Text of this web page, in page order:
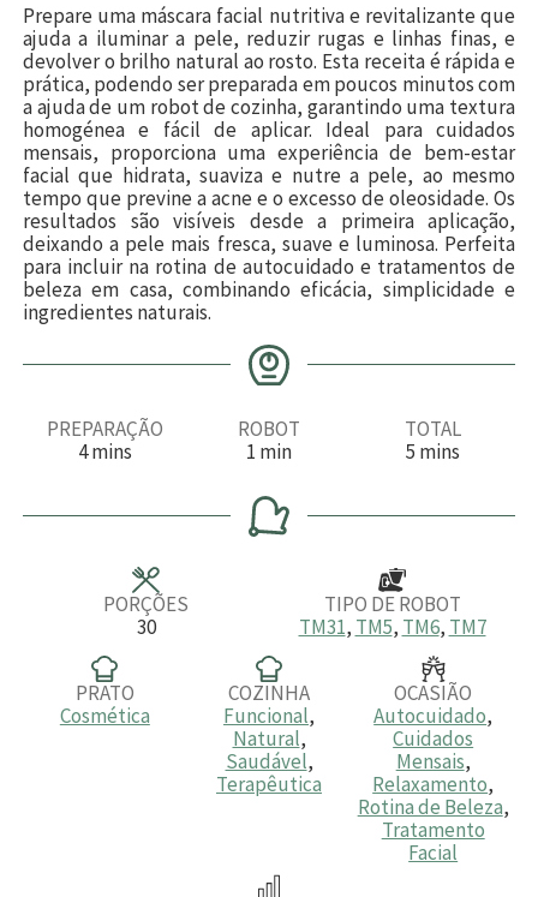
Prepare uma máscara facial nutritiva e revitalizante que
ajuda a iluminar a pele, reduzir rugas e linhas finas, e
devolver o brilho natural ao rosto. Esta receita é rápida e
prática, podendo ser preparada em poucos minutos com
a ajuda de um robot de cozinha, garantindo uma textura
homogénea e fácil de aplicar. Ideal para cuidados
mensais, proporciona uma experiência de bem-estar
facial que hidrata, suaviza e nutre a pele, ao mesmo
tempo que previne a acne e o excesso de oleosidade. Os
resultados são visíveis desde a primeira aplicação,
deixando a pele mais fresca, suave e luminosa. Perfeita
para incluir na rotina de autocuidado e tratamentos de
beleza em casa, combinando eficácia, simplicidade e
ingredientes naturais.
PREPARAÇÃO
4m
u
mins
ROBOT
1 m
n
u
t
min
TOTAL
5 m
u
mins
PORÇÕES
30
TIPO DE ROBOT
TM31, TM5, TM6, TM7
PRATO
Cosmética
COZINHA
Funcional,
Natural,
Saudável,
Terapêutica
OCASIÃO
Autocuidado,
Cuidados
Mensais,
Relaxamento,
Rotina de Beleza,
Tratamento
Facial